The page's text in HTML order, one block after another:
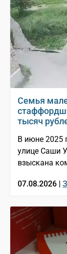
Семья
тысяч
В июне 2025
улице Саши
взыскана
07.08.2026 |